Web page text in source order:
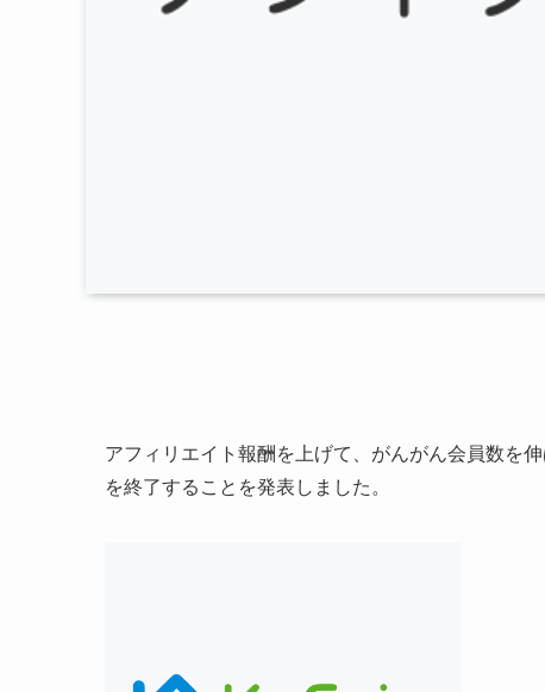
アフィリエイト報酬を上げて、がんがん会員数を
を終了することを発表しました。